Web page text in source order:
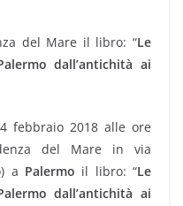
del Mare il libro: “Le
dall’antichità ai
febbraio 2018 alle ore
del Mare in via
a Palermo il libro: “Le
dall’antichità ai